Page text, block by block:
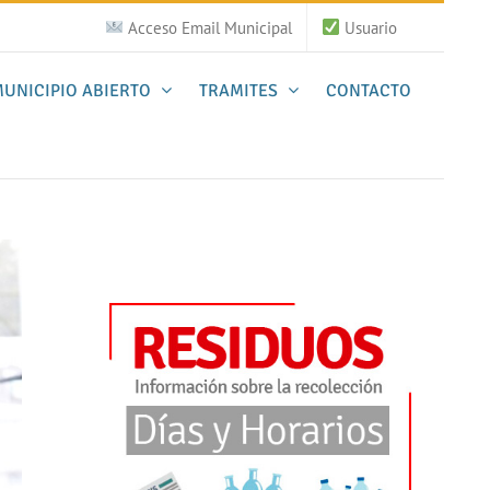
Acceso Email Municipal Usuario
ABIERTO TRAMITES CONTACTO